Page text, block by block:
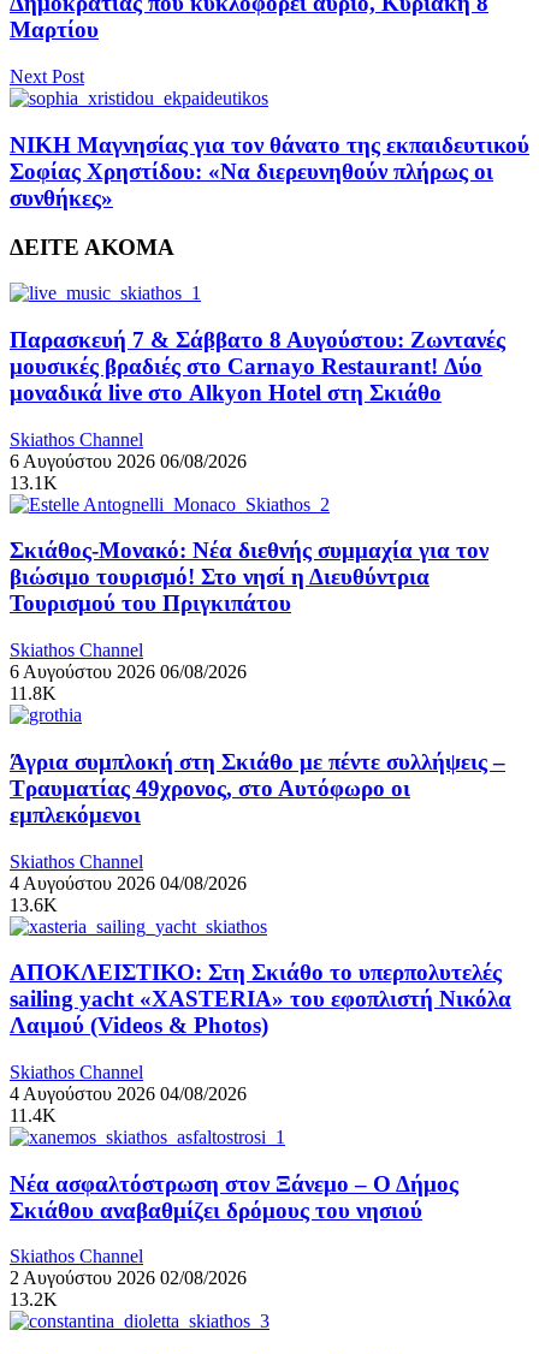
Μαρτίου
Next Post
ΝΙΚΗ Μαγνησίας για τον θάνατο της εκπαιδευτικού
Σοφίας Χρηστίδου: «Να διερευνηθούν πλήρως οι
συνθήκες»
ΔΕΙΤΕ ΑΚΟΜΑ
Παρασκευή 7 & Σάββατο 8 Αυγούστου: Ζωντανές
μουσικές βραδιές στο Carnayo Restaurant! Δύο
μοναδικά live στο Alkyon Hotel στη Σκιάθο
Skiathos Channel
6 Αυγούστου 2026 06/08/2026
13.1K
Σκιάθος-Μονακό: Νέα διεθνής συμμαχία για τον
βιώσιμο τουρισμό! Στο νησί η Διευθύντρια
Τουρισμού του Πριγκιπάτου
Skiathos Channel
6 Αυγούστου 2026 06/08/2026
11.8K
Άγρια συμπλοκή στη Σκιάθο με πέντε συλλήψεις –
Τραυματίας 49χρονος, στο Αυτόφωρο οι
εμπλεκόμενοι
Skiathos Channel
4 Αυγούστου 2026 04/08/2026
13.6K
ΑΠΟΚΛΕΙΣΤΙΚΟ: Στη Σκιάθο το υπερπολυτελές
sailing yacht «XASTERIA» του εφοπλιστή Νικόλα
Λαιμού (Videos & Photos)
Skiathos Channel
4 Αυγούστου 2026 04/08/2026
11.4K
Νέα ασφαλτόστρωση στον Ξάνεμο – Ο Δήμος
Σκιάθου αναβαθμίζει δρόμους του νησιού
Skiathos Channel
2 Αυγούστου 2026 02/08/2026
13.2K